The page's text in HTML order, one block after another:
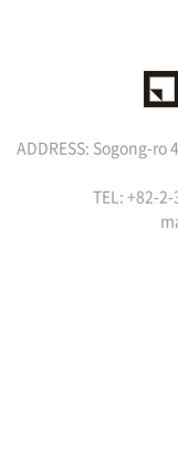
ADDRESS: Sogong-
TEL: +82-